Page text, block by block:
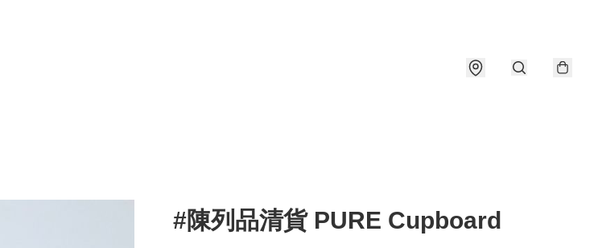
#陳列品清貨 PURE Cupboard